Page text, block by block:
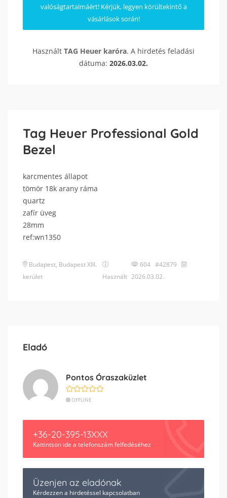
valóságtartalmáért! Kérjük, legyen körültekintő a
vásárlások során!
Használt TAG Heuer karóra. A hirdetés feladási
dátuma: 2026.03.02.
Tag Heuer Professional Gold
Bezel
karcmentes állapot
tömör 18k arany ráma
quartz
zafír üveg
28mm
ref:wn1350
Budapest, Budapest XIII.
kerület
Használt
604 #42879
2026.03.02.
Eladó
Pontos Óraszaküzlet
OFFLINE
+36-20-395-13XXX
Kattintson ide a telefonszám felfedéséhez
Üzenjen az eladónak
Kérdezzen a hirdetéssel kapcsolatban